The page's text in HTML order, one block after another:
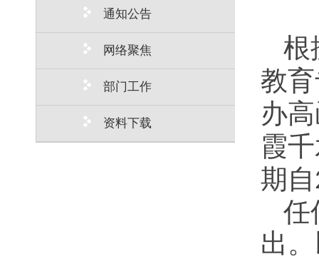
通知公告
网络聚焦
部门工作
资料下载
根
教
办
霞
期自
任
出